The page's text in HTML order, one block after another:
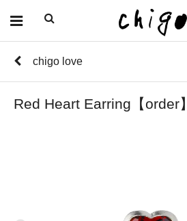
chigo love
Red Heart Earring【order】